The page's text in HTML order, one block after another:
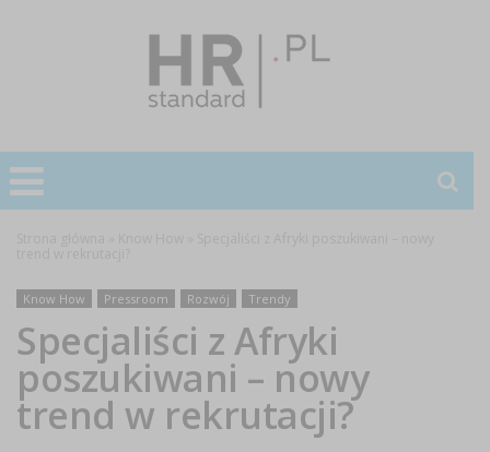
Know How Pressroom Rozwój Trendy
Specjaliści z Afryki
poszukiwani – nowy
trend w rekrutacji?